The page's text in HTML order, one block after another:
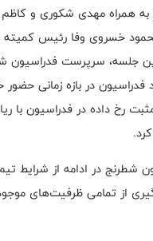
همراه مهدی شکوری و
خسروی وفا رئیس کمیته
جلسه، سرپرست فدراسیون
فدراسیون در بازه زمانی
رخ داده در فدراسیون با
شطرنج در ادامه از شرایط
از تمامی ظرفیت‌های